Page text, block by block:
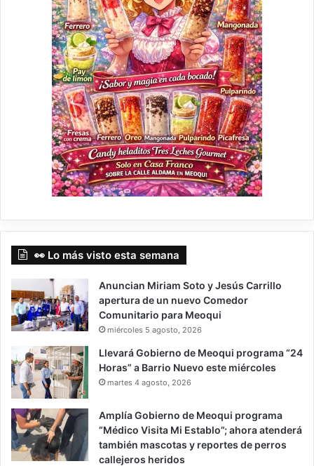
👀 Lo más visto esta semana
Anuncian Miriam Soto y Jesús Carrillo
apertura de un nuevo Comedor
Comunitario para Meoqui
miércoles 5 agosto, 2026
Llevará Gobierno de Meoqui programa “24
Horas” a Barrio Nuevo este miércoles
martes 4 agosto, 2026
Amplía Gobierno de Meoqui programa
“Médico Visita Mi Establo”; ahora atenderá
también mascotas y reportes de perros
callejeros heridos